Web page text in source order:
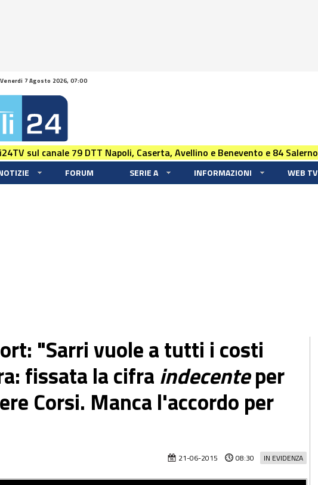
Venerdi 7 Agosto 2026, 07:00
sul canale 79 DTT Napoli, Caserta, Avellino e Benevento e 84 Salerno
FORUM SERIE A INFORMAZIONI WEB TV
"Sarri vuole a tutti i costi
fissata la cifra indecenteper
Corsi. Manca l'accordo per
IN EVIDENZA
21-06-2015 08:30